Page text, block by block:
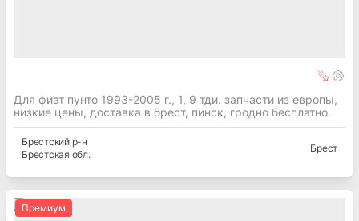
Для фиат пунто 1993-2005 г., 1, 9 тди. запчасти из европы,
низкие цены, доставка в брест, пинск, гродно бесплатно.
Брестскийр-н
Брестская обл.
Брест
Премиум